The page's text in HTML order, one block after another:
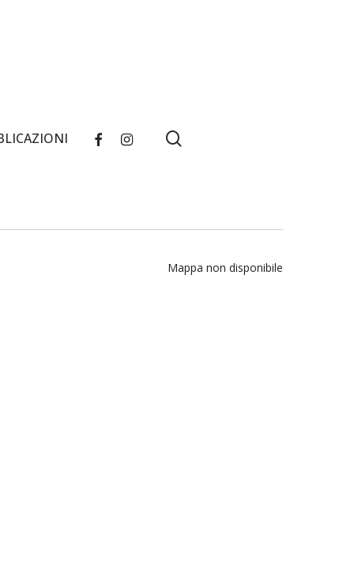
FACEBOOKINSTAGRAM
Mappa non disponibile